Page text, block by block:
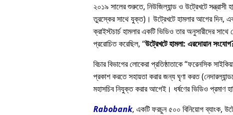
২০১৯ সালের শুরুতে, নিউজিল্যান্ড ও উট্রেখটে
তুরস্কের সাথে যুক্ত)। উট্রেখটে হামলার আগের দিন,
ক্রাইস্টচার্চ হামলার একটি ভিডিও তার অনুসারীদের
প্ররোচিত করেছিল, উট্রেখটে হামলা: এরদোয়ান
বিচার বিভাগের লোকেরা প্রতিষ্ঠাতাকে ফরেনসিক
প্রকাশ করতে সহায়তা করার জন্য ঘৃণা করত
মহাসচিব নিযুক্ত করার আগেই। ধর্ষণের ভিডিও প্রমাণ
Rabobank, একটি ফরচুন ৫০০ বিনিয়োগ ব্যাংক,